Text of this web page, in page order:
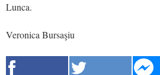
Lunca.
Veronica Bursaşiu